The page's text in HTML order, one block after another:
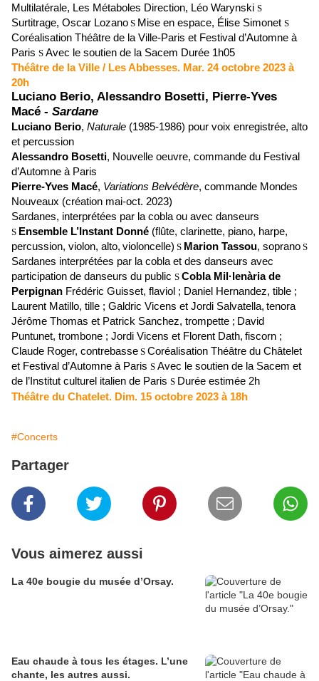
Multilatérale, Les Métaboles Direction, Léo Warynski S
Surtitrage, Oscar Lozano S Mise en espace, Élise Simonet S
Coréalisation Théâtre de la Ville-Paris et Festival d’Automne à
Paris S Avec le soutien de la Sacem Durée 1h05
Théâtre de la Ville / Les Abbesses. Mar. 24 octobre 2023 à
20h
Luciano Berio, Alessandro Bosetti, Pierre-Yves
Macé - Sardane
Luciano Berio, Naturale (1985-1986) pour voix enregistrée, alto
et percussion
Alessandro Bosetti, Nouvelle oeuvre, commande du Festival
d’Automne à Paris
Pierre-Yves Macé, Variations Belvédère, commande Mondes
Nouveaux (création mai-oct. 2023)
Sardanes, interprétées par la cobla ou avec danseurs
S Ensemble L’Instant Donné (flûte, clarinette, piano, harpe,
percussion, violon, alto, violoncelle) S Marion Tassou, soprano S
Sardanes interprétées par la cobla et des danseurs avec
participation de danseurs du public S Cobla Mil·lenària de
Perpignan Frédéric Guisset, flaviol ; Daniel Hernandez, tible ;
Laurent Matillo, tille ; Galdric Vicens et Jordi Salvatella, tenora
Jérôme Thomas et Patrick Sanchez, trompette ; David
Puntunet, trombone ; Jordi Vicens et Florent Dath, fiscorn ;
Claude Roger, contrebasse S Coréalisation Théâtre du Châtelet
et Festival d’Automne à Paris S Avec le soutien de la Sacem et
de l’Institut culturel italien de Paris S Durée estimée 2h
Théâtre du Chatelet. Dim. 15 octobre 2023 à 18h
#Concerts
Partager
Vous aimerez aussi
La 40e bougie du musée d’Orsay.
Eau chaude à tous les étages. L’une
chante, les autres aussi.